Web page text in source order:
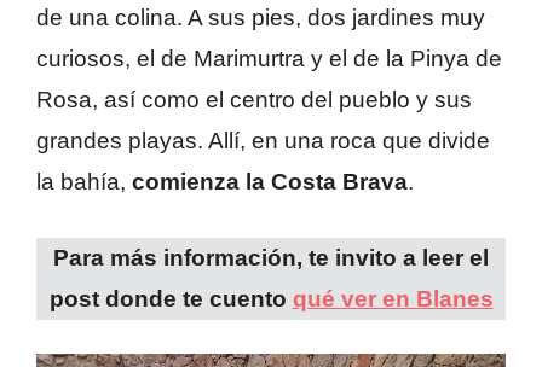
de una colina. A sus pies, dos jardines muy
curiosos, el de Marimurtra y el de la Pinya de
Rosa, así como el centro del pueblo y sus
grandes playas. Allí, en una roca que divide
la bahía, comienza la Costa Brava.
Para más información, te invito a leer el
post donde te cuento qué ver en Blanes